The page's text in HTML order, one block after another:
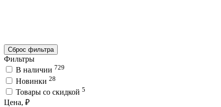
Сброс фильтра
Фильтры
В наличии 729
Новинки 28
Товары со скидкой 5
Цена, ₽